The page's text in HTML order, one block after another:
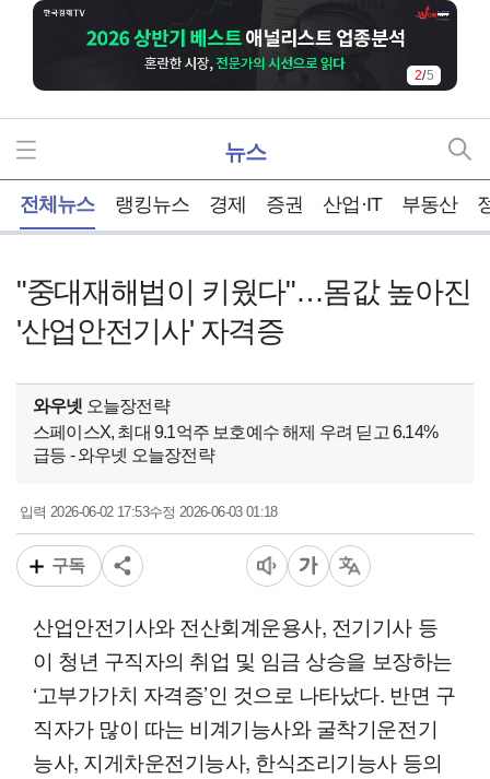
2/5
뉴스
전체뉴스 랭킹뉴스 경제 증권 산업·IT 부동산
"중대재해법이 키웠다"…몸값 높아진
'산업안전기사' 자격증
와우넷 오늘장전략
스페이스X, 최대 9.1억주 보호예수 해제 우려 딛고 6.14%
급등 - 와우넷 오늘장전략
입력2026-06-02 17:53수정 2026-06-03 01:18
구독
산업안전기사와 전산회계운용사, 전기기사 등
이 청년 구직자의 취업 및 임금 상승을 보장하는
‘고부가가치 자격증’인 것으로 나타났다. 반면 구
직자가 많이 따는 비계기능사와 굴착기운전기
능사, 지게차운전기능사, 한식조리기능사 등의